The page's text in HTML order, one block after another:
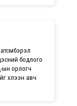
бодлого
ын орлогч
хүлээн авч